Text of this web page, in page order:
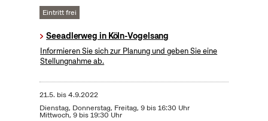
Eintritt frei
Seeadlerweg in Köln-Vogelsang
Informieren Sie sich zur Planung und geben Sie eine
Stellungnahme ab.
21.5. bis4.9.2022
Dienstag, Donnerstag, Freitag, 9 bis 16:30 Uhr
Mittwoch, 9 bis 19:30 Uhr